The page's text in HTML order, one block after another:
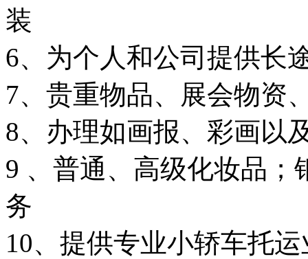
装
6、为个人和公司提供长
7、贵重物品、展会物资
8、办理如画报、彩画以
9 、普通、高级化妆品
务
10、提供专业小轿车托